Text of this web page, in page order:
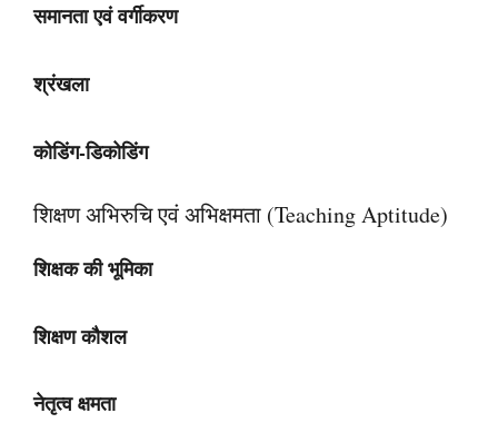
समानता एवं वर्गीकरण
श्रंखला
कोडिंग-डिकोडिंग
शिक्षण अभिरुचि एवं अभिक्षमता (Teaching Aptitude)
शिक्षक की भूमिका
शिक्षण कौशल
नेतृत्व क्षमता